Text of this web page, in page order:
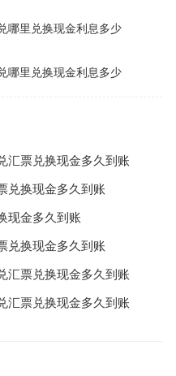
哪里兑换现金利息多少
哪里兑换现金利息多少
汇票兑换现金多久到账
兑换现金多久到账
现金多久到账
兑换现金多久到账
汇票兑换现金多久到账
汇票兑换现金多久到账